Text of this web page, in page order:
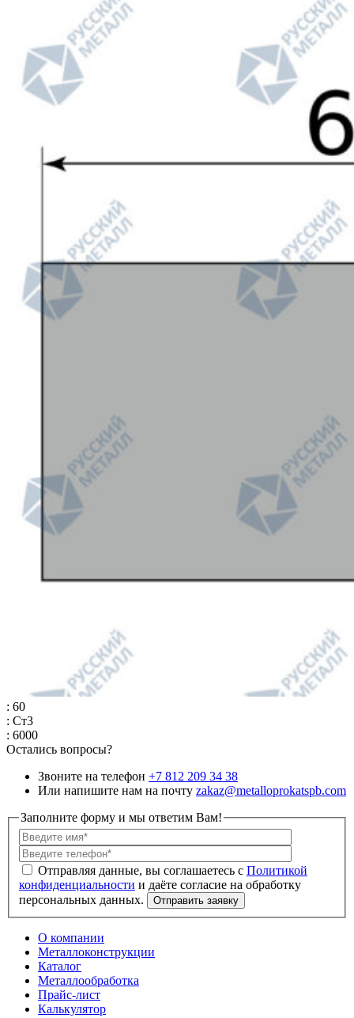
: 60
: Ст3
: 6000
Остались вопросы?
Звоните на телефон +7 812 209 34 38
Или напишите нам на почту zakaz@metalloprokatspb.com
Заполните форму и мы ответим Вам!
Политикой
конфиденциальности
О компании
Металлоконструкции
Каталог
Металлообработка
Прайс-лист
Калькулятор